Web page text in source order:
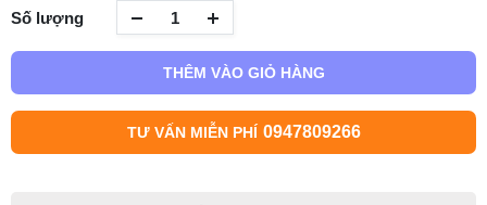
Số lượng
THÊM VÀO GIỎ HÀNG
TƯ VẤN MIỄN PHÍ 0947809266